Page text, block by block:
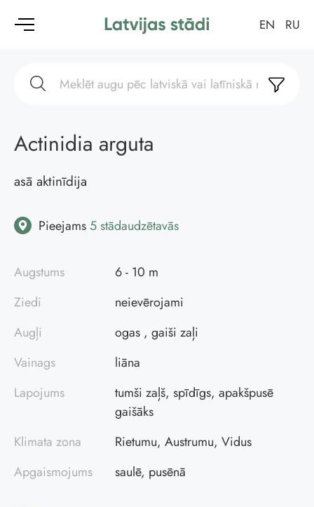
EN RU
Actinidia arguta
asā aktinīdija
Pieejams 5 stādaudzētavās
Augstums
6 - 10 m
Ziedi
neievērojami
Augļi
ogas , gaiši zaļi
Vainags
liāna
Lapojums
tumši zaļš, spīdīgs, apakšpusē
gaišāks
Klimata zona
Rietumu, Austrumu, Vidus
Apgaismojums
saulē, pusēnā